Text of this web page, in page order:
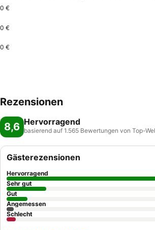
0 €
0 €
0 €
Rezensionen
8,6 Hervorragend
basierend auf 1.565 Bewertungen von Top-
Gästerezensionen
Hervorragend
Sehr gut
Gut
Angemessen
Schlecht